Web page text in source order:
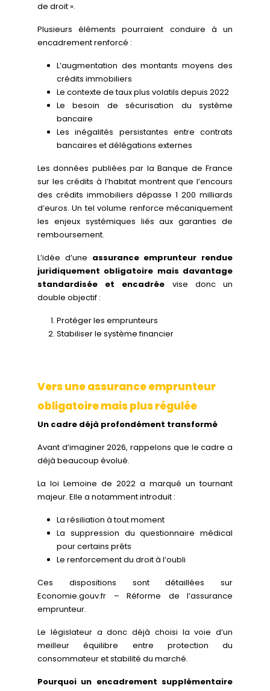
de droit ».
Plusieurs éléments pourraient conduire à un
encadrement renforcé :
L’augmentation des montants moyens des
crédits immobiliers
Le contexte de taux plus volatils depuis 2022
Le besoin de sécurisation du système
bancaire
Les inégalités persistantes entre contrats
bancaires et délégations externes
Les données publiées par la Banque de France
sur les crédits à l’habitat montrent que l’encours
des crédits immobiliers dépasse 1 200 milliards
d’euros. Un tel volume renforce mécaniquement
les enjeux systémiques liés aux garanties de
remboursement.
L’idée d’une assurance emprunteur rendue
juridiquement obligatoire mais davantage
standardisée et encadrée vise donc un
double objectif :
Protéger les emprunteurs
Stabiliser le système financier
Vers une assurance emprunteur
obligatoire mais plus régulée
Un cadre déjà profondément transformé
Avant d’imaginer 2026, rappelons que le cadre a
déjà beaucoup évolué.
La loi Lemoine de 2022 a marqué un tournant
majeur. Elle a notamment introduit :
La résiliation à tout moment
La suppression du questionnaire médical
pour certains prêts
Le renforcement du droit à l’oubli
Ces dispositions sont détaillées sur
Economie.gouv.fr – Réforme de l’assurance
emprunteur.
Le législateur a donc déjà choisi la voie d’un
meilleur équilibre entre protection du
consommateur et stabilité du marché.
Pourquoi un encadrement supplémentaire